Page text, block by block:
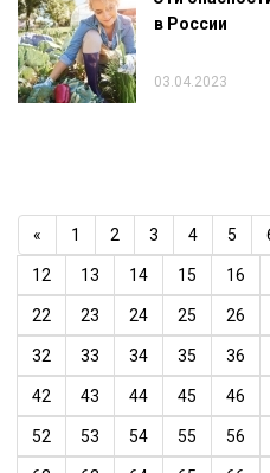
в России
03.04.2023
« 1 2 3 4 5
12 13 14 15 16
22 23 24 25 26
32 33 34 35 36
42 43 44 45 46
52 53 54 55 56